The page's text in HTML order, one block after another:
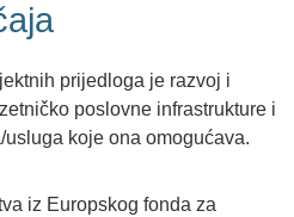
prijedloga je razvoj i
poslovne infrastrukture i
koje ona omogućava.
iz Europskog fonda za